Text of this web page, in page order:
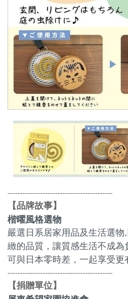
------------------------------------------
【品牌故事】
楷曜風格選物
嚴選日系居家用品及生活選
緻的品質，讓質感生活不成
可與日本零時差，一起享受更
------------------------------------------
【捐贈單位】